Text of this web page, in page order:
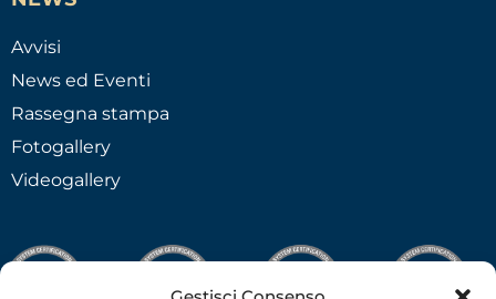
Avvisi
News ed Eventi
Rassegna stampa
Fotogallery
Videogallery